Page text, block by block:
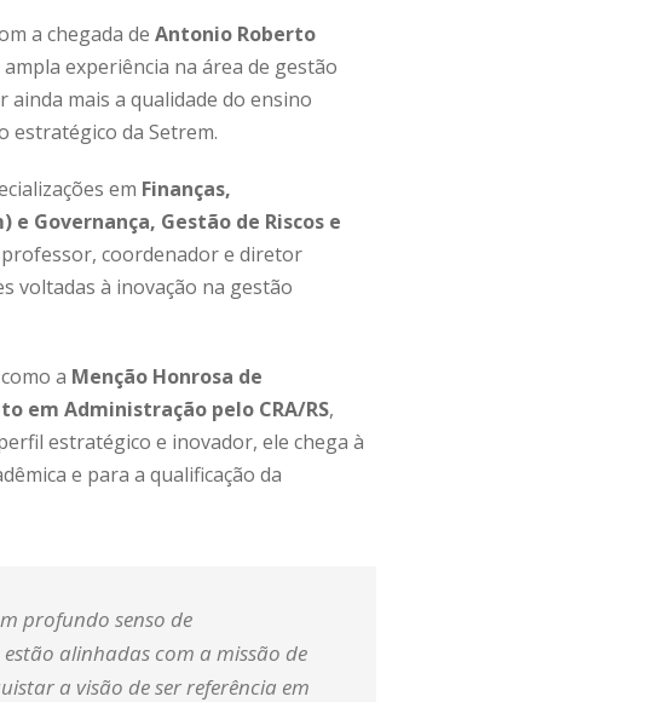
a chegada de Antonio Roberto
experiência na área de gestão
mais a qualidade do ensino
estratégico da Setrem.
em Finanças,
Governança, Gestão de Riscos e
coordenador e diretor
voltadas à inovação na gestão
a Menção Honrosa de
em Administração pelo CRA/RS,
estratégico e inovador, ele chega à
e para a qualificação da
profundo senso de
alinhadas com a missão de
a visão de ser referência em